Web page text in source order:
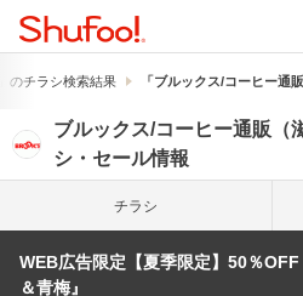
のチラシ検索結果 「ブルックス/コーヒー通
ブルックス/コーヒー通販（
シ・セール情報
チラシ
WEB広告限定【夏季限定】50％
＆青梅』